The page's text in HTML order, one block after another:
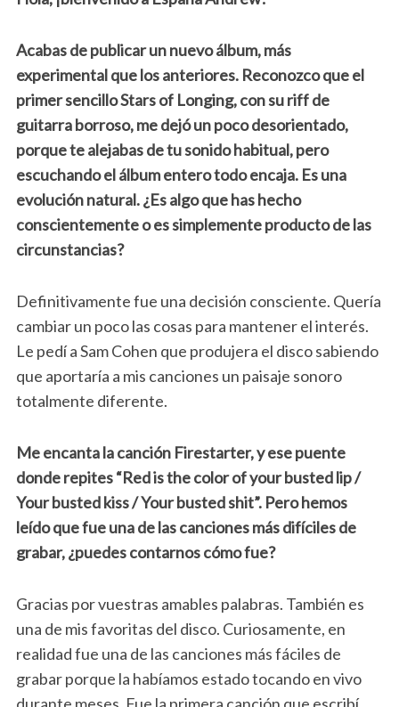
Acabas de publicar un nuevo álbum, más
experimental que los anteriores. Reconozco que el
primer sencillo Stars of Longing, con su riff de
guitarra borroso, me dejó un poco desorientado,
porque te alejabas de tu sonido habitual, pero
escuchando el álbum entero todo encaja. Es una
evolución natural. ¿Es algo que has hecho
conscientemente o es simplemente producto de las
circunstancias?
Definitivamente fue una decisión consciente. Quería
cambiar un poco las cosas para mantener el interés.
Le pedí a Sam Cohen que produjera el disco sabiendo
que aportaría a mis canciones un paisaje sonoro
totalmente diferente.
Me encanta la canción Firestarter, y ese puente
donde repites “Red is the color of your busted lip /
Your busted kiss / Your busted shit”. Pero hemos
leído que fue una de las canciones más difíciles de
grabar, ¿puedes contarnos cómo fue?
Gracias por vuestras amables palabras. También es
una de mis favoritas del disco. Curiosamente, en
realidad fue una de las canciones más fáciles de
grabar porque la habíamos estado tocando en vivo